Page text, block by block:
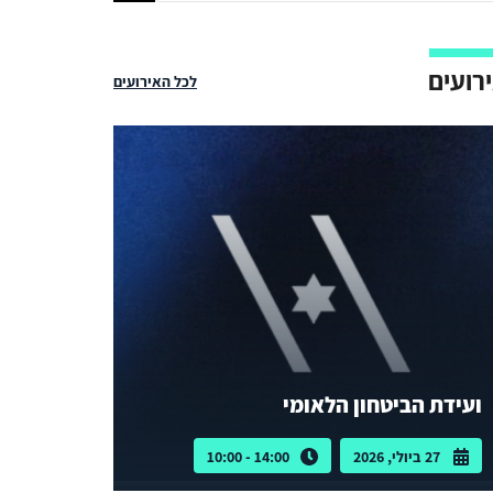
לכל האירועים
ועידת הביטחון הלאומי
27 ביולי, 2026 14:00 - 10:00